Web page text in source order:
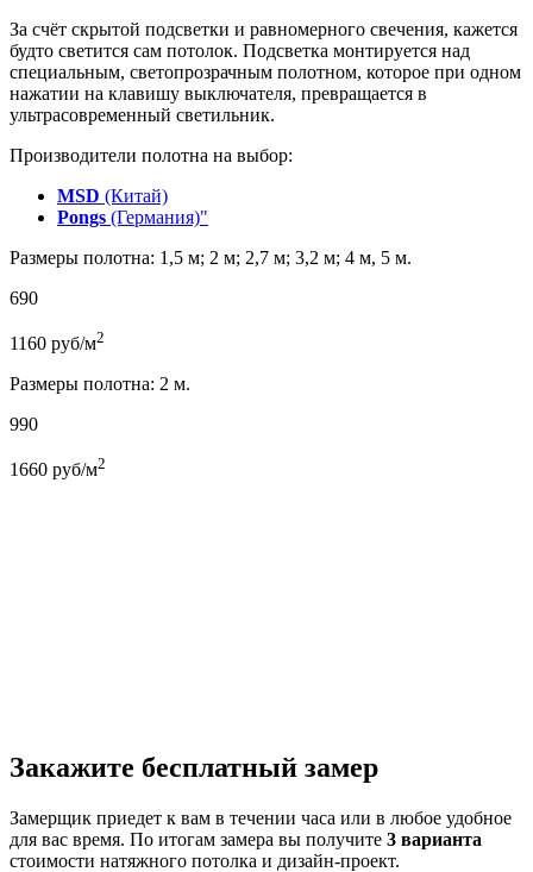
За счёт скрытой подсветки и равномерного свечения, кажется
будто светится сам потолок. Подсветка монтируется над
специальным, светопрозрачным полотном, которое при одном
нажатии на клавишу выключателя, превращается в
ультрасовременный светильник.
Производители полотна на выбор:
MSD (Китай)
Pongs (Германия)"
Размеры полотна: 1,5 м; 2 м; 2,7 м; 3,2 м; 4 м, 5 м.
690
1160 руб/м2
Размеры полотна: 2 м.
990
1660 руб/м2
Закажите бесплатный замер
Замерщик приедет к вам в течении часа или в любое удобное
для вас время. По итогам замера вы получите 3 варианта
стоимости натяжного потолка и дизайн-проект.